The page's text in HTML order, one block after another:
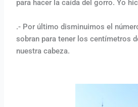
para hacer la caída del gorro. Yo
.- Por último disminuimos el
sobran para tener los centímetros
nuestra cabeza.